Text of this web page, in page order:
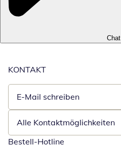
Chat
KONTAKT
E-Mail schreiben
Öffnet E-Mail-Client
Alle Kontaktmöglichkeiten
Bestell-Hotline